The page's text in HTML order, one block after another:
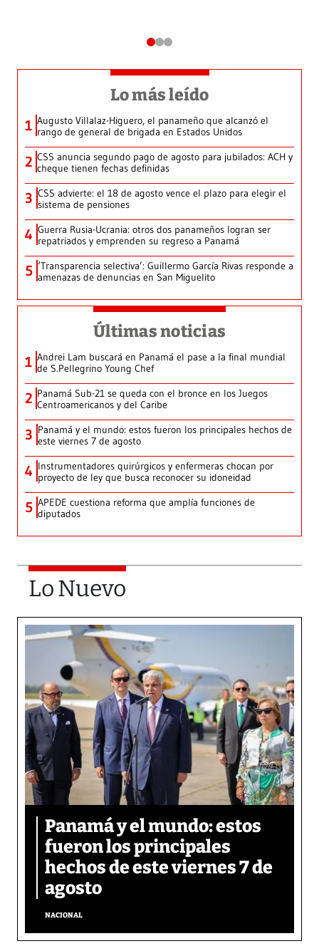
Lo más leído
1 Augusto Villalaz-Higuero, el panameño que alcanzó el
rango de general de brigada en Estados Unidos
2 CSS anuncia segundo pago de agosto para jubilados: ACH y
cheque tienen fechas definidas
3 CSS advierte: el 18 de agosto vence el plazo para elegir el
sistema de pensiones
4 Guerra Rusia-Ucrania: otros dos panameños logran ser
repatriados y emprenden su regreso a Panamá
5 ‘Transparencia selectiva’: Guillermo García Rivas responde a
amenazas de denuncias en San Miguelito
Últimas noticias
1 Andrei Lam buscará en Panamá el pase a la final mundial
de S.Pellegrino Young Chef
2 Panamá Sub-21 se queda con el bronce en los Juegos
Centroamericanos y del Caribe
3 Panamá y el mundo: estos fueron los principales hechos de
este viernes 7 de agosto
4 Instrumentadores quirúrgicos y enfermeras chocan por
proyecto de ley que busca reconocer su idoneidad
5 APEDE cuestiona reforma que amplía funciones de
diputados
Lo Nuevo
Panamá y el mundo: estos
fueron los principales
hechos de este viernes 7 de
agosto
NACIONAL